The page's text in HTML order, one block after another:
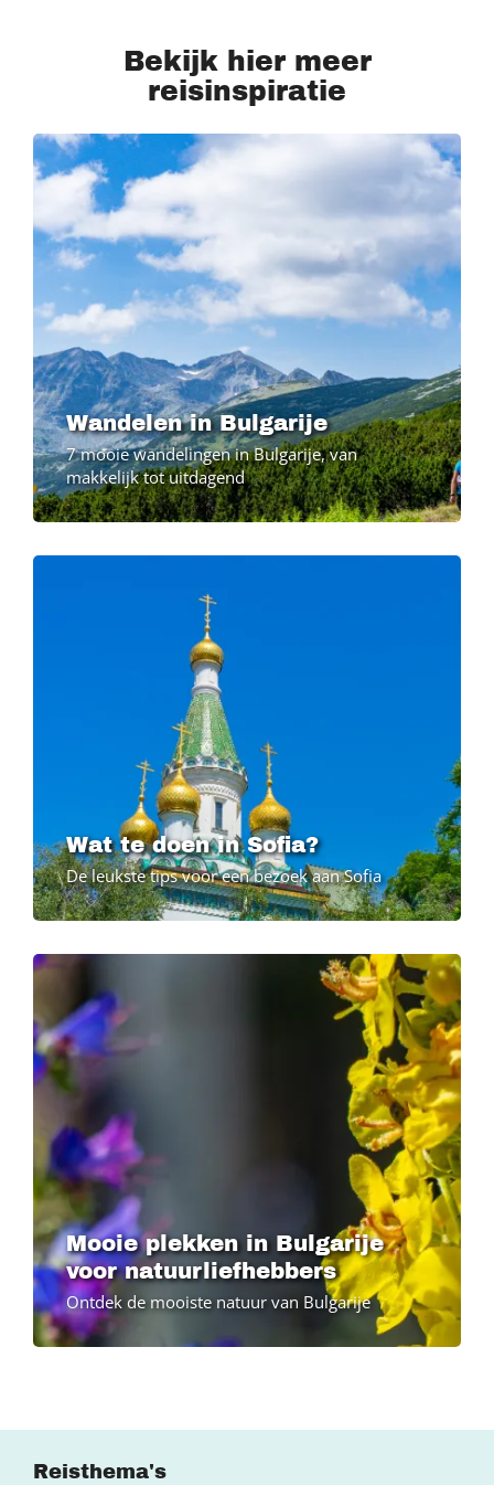
Bekijk hier meer
reisinspiratie
Wandelen in Bulgarije
7 mooie wandelingen in Bulgarije, van
makkelijk tot uitdagend
Wat te doen in Sofia?
De leukste tips voor een bezoek aan Sofia
Mooie plekken in Bulgarije
voor natuurliefhebbers
Ontdek de mooiste natuur van Bulgarije
Reisthema's